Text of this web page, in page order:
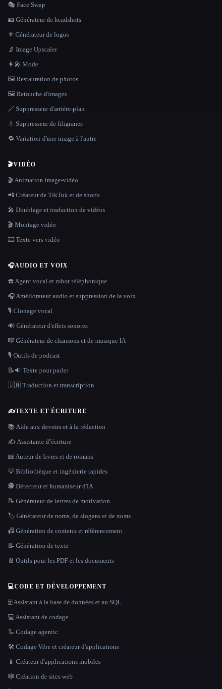
🎭 Face Swap
🪪 Générateur de headshots
⚜️ Générateur de logos
🔬 Image Upscaler
👩‍🎤 Mode
🖼️ Restauration de photos
🖼️ Retouche d'images
🪄 Suppresseur d'arrière-plan
💧 Suppresseur de filigranes
🔁 Variation d'une image à l'autre
🎬VIDÉO
🎬 Animation image-vidéo
📲 Créateur de TikTok et de shorts
🎤 Doublage et traduction de vidéos
🎬 Montage vidéo
🎞️ Texte vers vidéo
🎧AUDIO ET VOIX
☎️ Agent vocal et robot téléphonique
🎧 Améliorateur audio et suppression de la voix
🎙️ Clonage vocal
🔊 Générateur d'effets sonores
🎼 Générateur de chansons et de musique IA
🎙️ Outils de podcast
📝🔉 Texte pour parler
🇺🇳 Traduction et transcription
✍️TEXTE ET ÉCRITURE
📚 Aide aux devoirs et à la rédaction
✍️ Assistante d''écriture
📖 Auteur de livres et de romans
💡 Bibliothèque et ingénierie rapides
🕵️ Détecteur et humaniseur d'IA
📝 Générateur de lettres de motivation
🏷️ Générateur de noms, de slogans et de noms
📠 Génération de contenu et référencement
📝 Génération de texte
📄 Outils pour les PDF et les documents
💻CODE ET DÉVELOPPEMENT
🗄️ Assistant à la base de données et au SQL
💻 Assistant de codage
🦾 Codage agentic
🛠️ Codage Vibe et créateur d'applications
📱 Créateur d'applications mobiles
🕸 Création de sites web